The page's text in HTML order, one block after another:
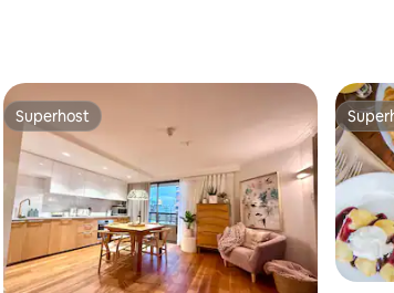
Superhost
Superhost